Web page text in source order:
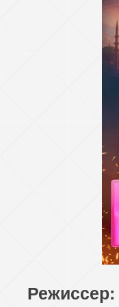
Режиссер: